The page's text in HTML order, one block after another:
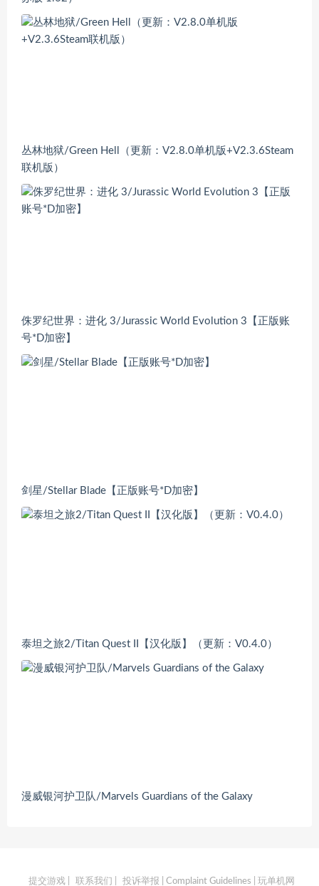
丛林地狱/Green Hell（更新：V2.8.0单机版+V2.3.6Steam
联机版）
侏罗纪世界：进化 3/Jurassic World Evolution 3【正版账
号*D加密】
剑星/Stellar Blade【正版账号*D加密】
泰坦之旅2/Titan Quest II【汉化版】（更新：V0.4.0）
漫威银河护卫队/Marvels Guardians of the Galaxy
提交游戏| 联系我们 投诉举报 | Complaint Guidelines | 玩单机网